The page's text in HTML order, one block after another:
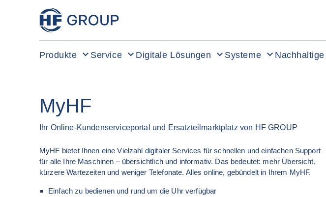
HF Group – Zur Startseite
Produkte Service Digitale Lösungen Systeme
MyHF
Ihr Online-Kundenserviceportal und Ersatzteilmarktplatz von HF GROUP
MyHF bietet Ihnen eine Vielzahl digitaler Services für schnellen und einfachen Support
für alle Ihre Maschinen – übersichtlich und informativ. Das bedeutet: mehr Übersicht,
kürzere Wartezeiten und weniger Telefonate. Alles online, gebündelt in Ihrem MyHF.
Einfach zu bedienen und rund um die Uhr verfügbar